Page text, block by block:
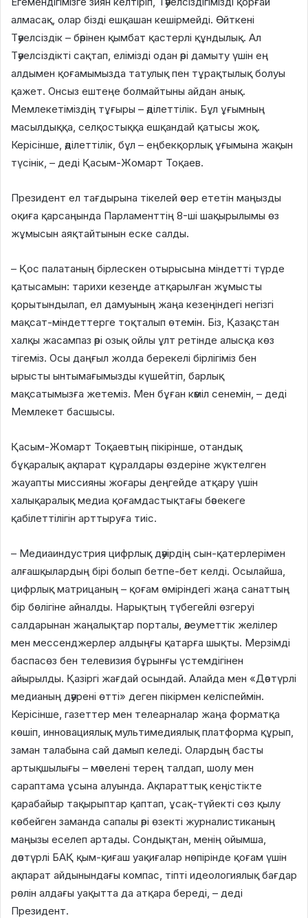
алмасақ, олар бізді ешқашан кешірмейді. Өйткені
Тәуелсіздік – бәрінен қымбат қастерлі құндылық. Ал
Тәуелсіздікті сақтап, елімізді одан әрі дамыту үшін ең
алдымен қоғамымызда татулық пен тұрақтылық болуы
қажет. Онсыз ештеңе болмайтыны айдан анық.
Мемлекетіміздің тұғыры – әділеттілік. Бұл ұғымның
масылдыққа, селқостыққа ешқандай қатысы жоқ.
Керісінше, әділеттілік, бұл – еңбекқорлық ұғымына жақын
түсінік, – деді Қасым-Жомарт Тоқаев.
Президент ел тағдырына тікелей әсер ететін маңызды
оқиға қарсаңында Парламенттің 8-ші шақырылымы өз
жұмысын аяқтайтынын еске салды.
– Қос палатаның бірлескен отырысына міндетті түрде
қатысамын: тарихи кезеңде атқарылған жұмысты
қорытындылап, ел дамуының жаңа кезеңіндегі негізгі
мақсат-міндеттерге тоқталып өтемін. Біз, Қазақстан
халқы жасампаз әрі озық ойлы ұлт ретінде алысқа көз
тігеміз. Осы даңғыл жолда берекелі бірлігіміз бен
ырысты ынтымағымызды күшейтіп, барлық
мақсатымызға жетеміз. Мен бұған кәміл сенемін, – деді
Мемлекет басшысы.
Қасым-Жомарт Тоқаевтың пікірінше, отандық
бұқаралық ақпарат құралдары өздеріне жүктелген
жауапты миссияны жоғары деңгейде атқару үшін
халықаралық медиа қоғамдастықтағы бәсекеге
қабілеттілігін арттыруға тиіс.
– Медиаиндустрия цифрлық дәуірдің сын-қатерлерімен
алғашқылардың бірі болып бетпе-бет келді. Осылайша,
цифрлық матрицаның – қоғам өміріндегі жаңа санаттың
бір бөлігіне айналды. Нарықтың түбегейлі өзгеруі
салдарынан жаңалықтар порталы, әлеуметтік желілер
мен мессенджерлер алдыңғы қатарға шықты. Мерзімді
баспасөз бен телевизия бұрынғы үстемдігінен
айырылды. Қазіргі жағдай осындай. Алайда мен «Дәстүрлі
медианың дәурені өтті» деген пікірмен келіспеймін.
Керісінше, газеттер мен телеарналар жаңа форматқа
көшіп, инновациялық мультимедиялық платформа құрып,
заман талабына сай дамып келеді. Олардың басты
артықшылығы – мәселені терең талдап, шолу мен
сараптама ұсына алуында. Ақпараттық кеңістікте
қарабайыр тақырыптар қаптап, ұсақ-түйекті сөз қылу
көбейген заманда сапалы әрі өзекті журналистиканың
маңызы еселеп артады. Сондықтан, менің ойымша,
дәстүрлі БАҚ қым-қиғаш уақиғалар нөпірінде қоғам үшін
ақпарат айдынындағы компас, тіпті идеологиялық бағдар
рөлін алдағы уақытта да атқара береді, – деді
Президент.